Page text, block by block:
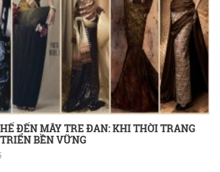
ĐẾN MÂY TRE ĐAN: KHI THỜI TRANG
BỀN VỮNG